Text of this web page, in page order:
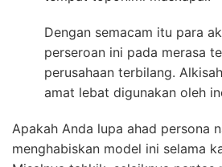
Dengan semacam itu para
perseroan ini pada merasa
perusahaan terbilang.
amat lebat digunakan oleh
Apakah Anda lupa ahad persona
menghabiskan model ini selama